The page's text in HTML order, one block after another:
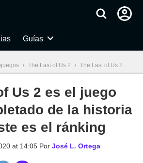
Guías
/ The Last of Us 2 / The Last of Us 2 es el juego más completado de la historia de PS4: este es el ránking
Us 2 es el juego
de la historia
es el ránking
at 14:05 Por José L. Ortega